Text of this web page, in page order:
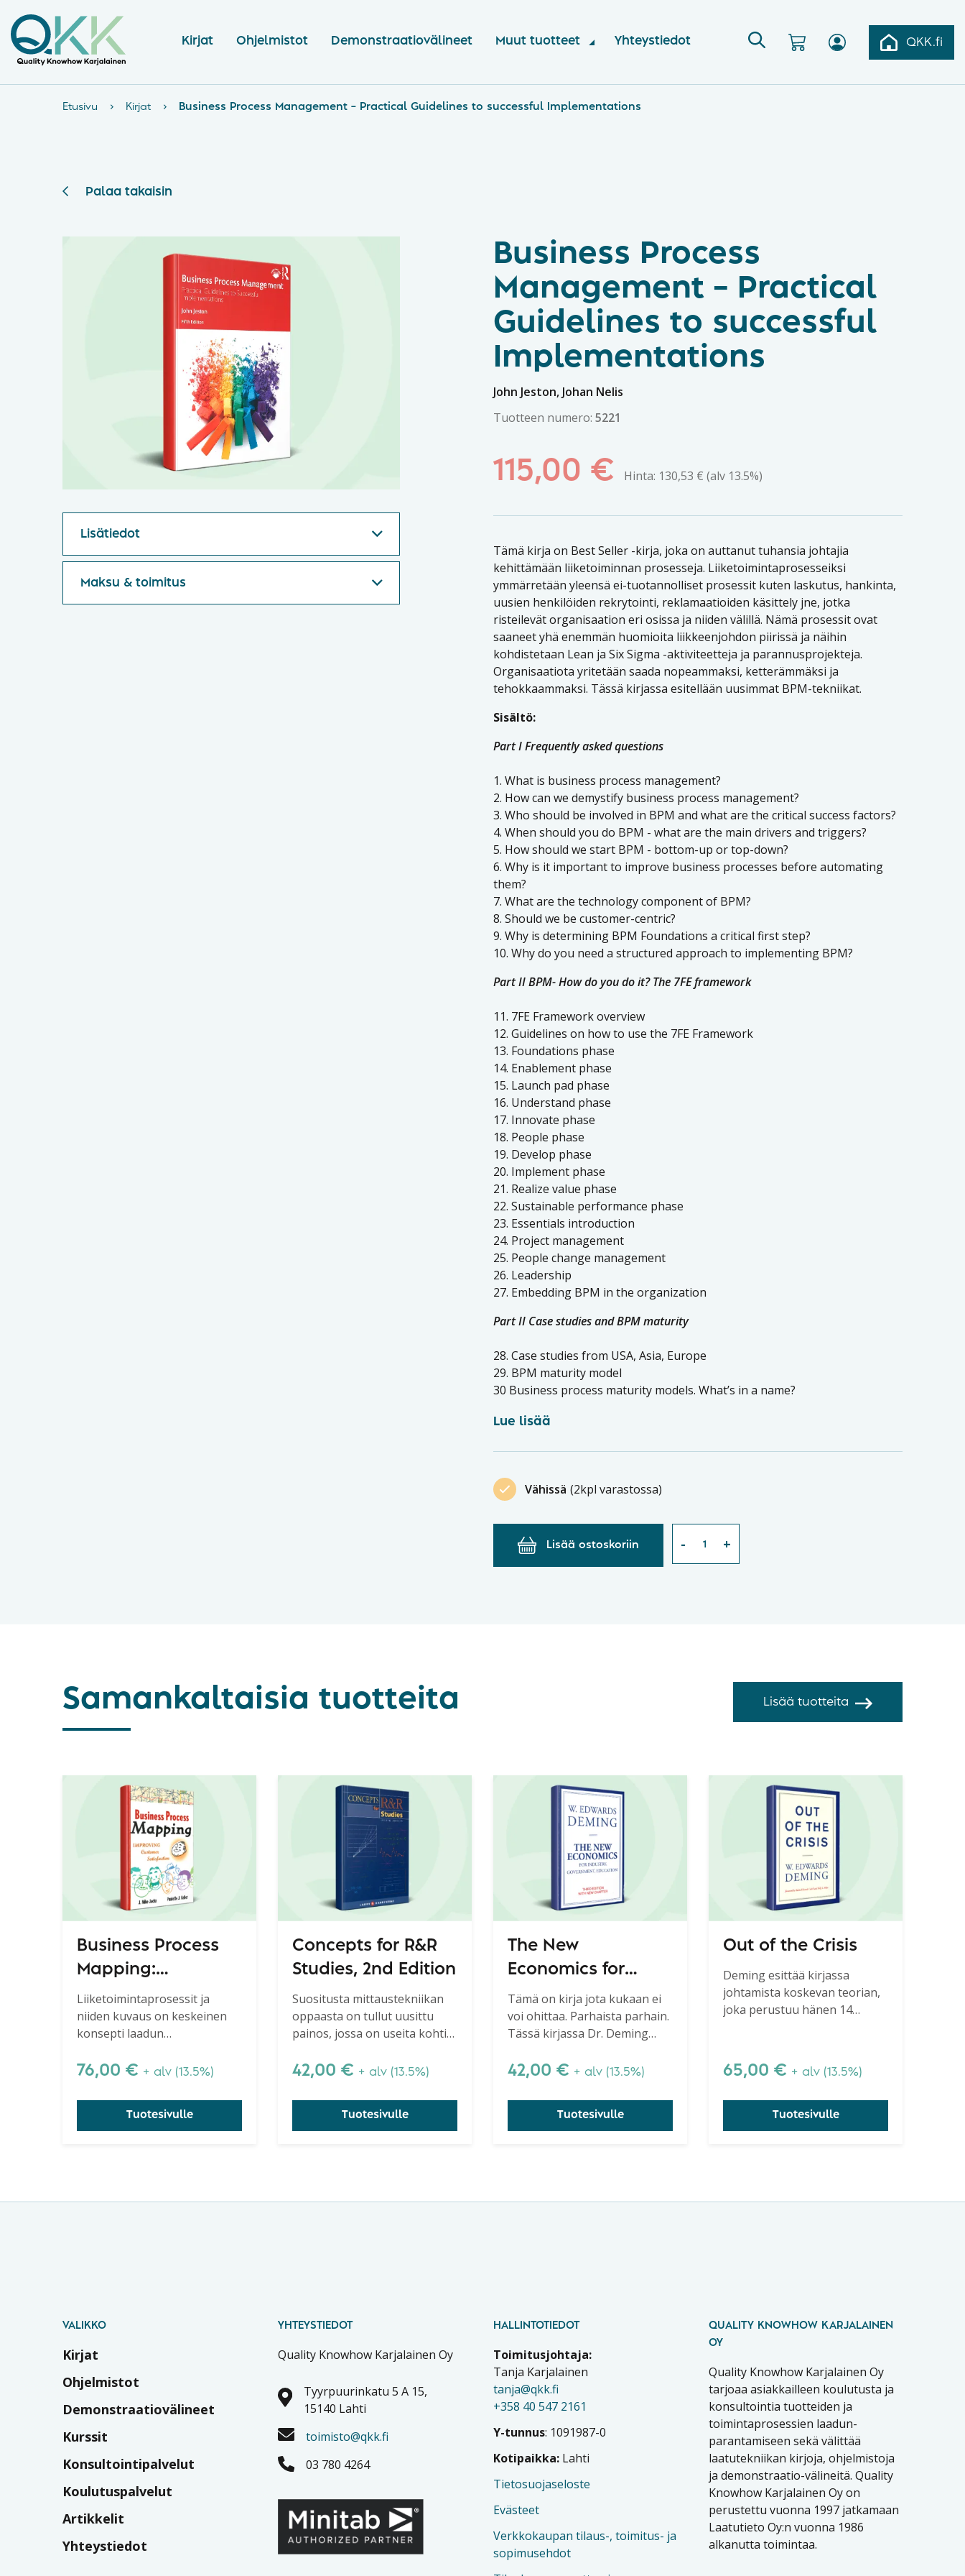
Kirjat Ohjelmistot Demonstraatiovälineet Muut tuotteet Yhteystiedot QKK.fi
Etusivu › Kirjat › Business Process Management – Practical Guidelines to successful Implementations
Palaa takaisin
Lisätiedot
Maksu & toimitus
Business Process
Management – Practical
Guidelines to successful
Implementations
John Jeston, Johan Nelis
Tuotteen numero: 5221
115,00 € Hinta: 130,53 € (alv 13.5%)
Tämä kirja on Best Seller -kirja, joka on auttanut tuhansia johtajia
kehittämään liiketoiminnan prosesseja. Liiketoimintaprosesseiksi
ymmärretään yleensä ei-tuotannolliset prosessit kuten laskutus, hankinta,
uusien henkilöiden rekrytointi, reklamaatioiden käsittely jne, jotka
risteilevät organisaation eri osissa ja niiden välillä. Nämä prosessit ovat
saaneet yhä enemmän huomioita liikkeenjohdon piirissä ja näihin
kohdistetaan Lean ja Six Sigma -aktiviteetteja ja parannusprojekteja.
Organisaatiota yritetään saada nopeammaksi, ketterämmäksi ja
tehokkaammaksi. Tässä kirjassa esitellään uusimmat BPM-tekniikat.
Sisältö:
Part I Frequently asked questions
1. What is business process management?
2. How can we demystify business process management?
3. Who should be involved in BPM and what are the critical success factors?
4. When should you do BPM - what are the main drivers and triggers?
5. How should we start BPM - bottom-up or top-down?
6. Why is it important to improve business processes before automating
them?
7. What are the technology component of BPM?
8. Should we be customer-centric?
9. Why is determining BPM Foundations a critical first step?
10. Why do you need a structured approach to implementing BPM?
Part II BPM- How do you do it? The 7FE framework
11. 7FE Framework overview
12. Guidelines on how to use the 7FE Framework
13. Foundations phase
14. Enablement phase
15. Launch pad phase
16. Understand phase
17. Innovate phase
18. People phase
19. Develop phase
20. Implement phase
21. Realize value phase
22. Sustainable performance phase
23. Essentials introduction
24. Project management
25. People change management
26. Leadership
27. Embedding BPM in the organization
Part II Case studies and BPM maturity
28. Case studies from USA, Asia, Europe
29. BPM maturity model
30 Business process maturity models. What’s in a name?
Lue lisää
Vähissä (2kpl varastossa)
Lisää ostoskoriin
Samankaltaisia tuotteita Lisää tuotteita
Business Process
Mapping:
Improving
Customer
Satisfaction
Liiketoimintaprosessit ja
niiden kuvaus on keskeinen
konsepti laadun
76,00 € + alv (13.5%)
Tuotesivulle
Concepts for R&R
Studies, 2nd Edition
Suositusta mittaustekniikan
oppaasta on tullut uusittu
painos, jossa on useita kohtia
42,00 € + alv (13.5%)
Tuotesivulle
The New
Economics for
Industry,
Government,
Education, 3rd
edition
Tämä on kirja jota kukaan ei
voi ohittaa. Parhaista parhain.
Tässä kirjassa Dr. Deming
systeeminsä (System of
perusta parantamisen
onnistumiselle.
42,00 € + alv (13.5%)
Tuotesivulle
Out of the Crisis
Deming esittää kirjassa
johtamista koskevan teorian,
joka perustuu hänen 14
65,00 € + alv (13.5%)
Tuotesivulle
VALIKKO
Kirjat
Ohjelmistot
Demonstraatiovälineet
Kurssit
Konsultointipalvelut
Koulutuspalvelut
Artikkelit
Yhteystiedot
YHTEYSTIEDOT
Quality Knowhow Karjalainen Oy
Tyyrpuurinkatu 5 A 15,
15140 Lahti
toimisto@qkk.fi
03 780 4264
HALLINTOTIEDOT
Toimitusjohtaja:
Tanja Karjalainen
tanja@qkk.fi
+358 40 547 2161
Y-tunnus: 1091987-0
Kotipaikka: Lahti
Tietosuojaseloste
Evästeet
Verkkokaupan tilaus-, toimitus- ja
sopimusehdot
QUALITY KNOWHOW KARJALAINEN
OY
Quality Knowhow Karjalainen Oy
tarjoaa asiakkailleen koulutusta ja
konsultointia tuotteiden ja
toimintaprosessien laadun-
parantamiseen sekä välittää
laatutekniikan kirjoja, ohjelmistoja
ja demonstraatio-välineitä. Quality
Knowhow Karjalainen Oy on
perustettu vuonna 1997 jatkamaan
Laatutieto Oy:n vuonna 1986
alkanutta toimintaa.